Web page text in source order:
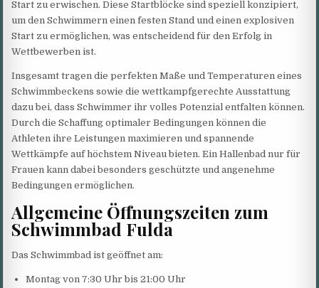
Start zu erwischen. Diese Startblöcke sind speziell konzipiert,
um den Schwimmern einen festen Stand und einen explosiven
Start zu ermöglichen, was entscheidend für den Erfolg in
Wettbewerben ist.
Insgesamt tragen die perfekten Maße und Temperaturen eines
Schwimmbeckens sowie die wettkampfgerechte Ausstattung
dazu bei, dass Schwimmer ihr volles Potenzial entfalten können.
Durch die Schaffung optimaler Bedingungen können die
Athleten ihre Leistungen maximieren und spannende
Wettkämpfe auf höchstem Niveau bieten. Ein Hallenbad nur für
Frauen kann dabei besonders geschützte und angenehme
Bedingungen ermöglichen.
Allgemeine Öffnungszeiten zum
Schwimmbad Fulda
Das Schwimmbad ist geöffnet am:
Montag von 7:30 Uhr bis 21:00 Uhr